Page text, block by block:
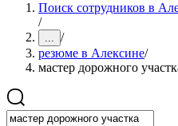
Поиск сотрудников в
/
... /
резюме в Алексине/
мастер дорожного